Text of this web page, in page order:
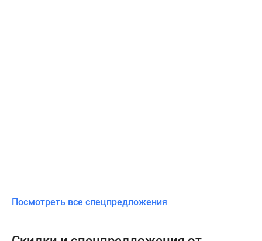
Посмотреть все спецпредложения